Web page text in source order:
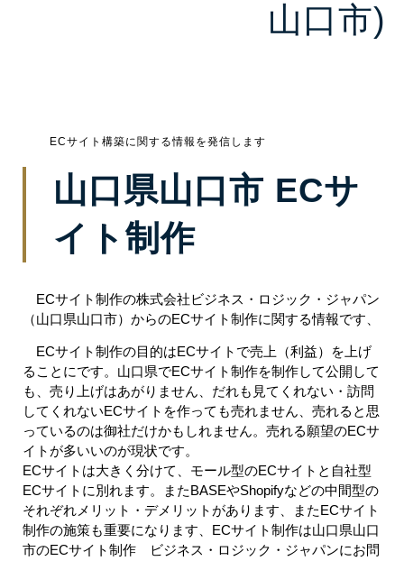
山口市)
ECサイト構築に関する情報を発信します
山口県山口市 ECサ
イト制作
ECサイト制作の株式会社ビジネス・ロジック・ジャパン
（山口県山口市）からのECサイト制作に関する情報です、
ECサイト制作の目的はECサイトで売上（利益）を上げ
ることにです。山口県でECサイト制作を制作して公開して
も、売り上げはあがりません、だれも見てくれない・訪問
してくれないECサイトを作っても売れません、売れると思
っているのは御社だけかもしれません。売れる願望のECサ
イトが多いいのが現状です。
ECサイトは大きく分けて、モール型のECサイトと自社型
ECサイトに別れます。またBASEやShopifyなどの中間型の
それぞれメリット・デメリットがあります、またECサイト
制作の施策も重要になります、ECサイト制作は山口県山口
市のECサイト制作 ビジネス・ロジック・ジャパンにお問